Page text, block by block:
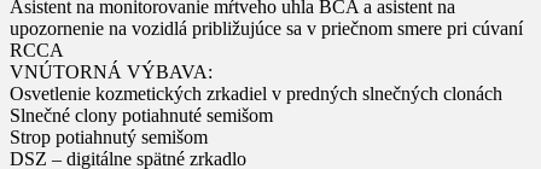
Asistent na monitorovanie mŕtveho uhla BCA a asistent na
upozornenie na vozidlá približujúce sa v priečnom smere pri cúvaní
RCCA
VNÚTORNÁ VÝBAVA:
Osvetlenie kozmetických zrkadiel v predných slnečných clonách
Slnečné clony potiahnuté semišom
Strop potiahnutý semišom
DSZ – digitálne spätné zrkadlo